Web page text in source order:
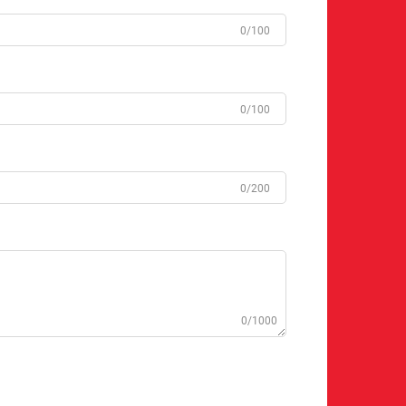
0/100
0/100
0/200
0/1000